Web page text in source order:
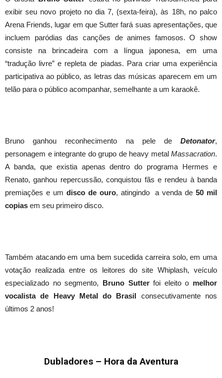
exibir seu novo projeto no dia 7, (sexta-feira), às 18h, no palco
Arena Friends, lugar em que Sutter fará suas apresentações, que
incluem paródias das canções de animes famosos. O show
consiste na brincadeira com a língua japonesa, em uma
“tradução livre” e repleta de piadas. Para criar uma experiência
participativa ao público, as letras das músicas aparecem em um
telão para o público acompanhar, semelhante a um karaokê.
Bruno ganhou reconhecimento na pele de Detonator,
personagem e integrante do grupo de heavy metal Massacration.
A banda, que existia apenas dentro do programa Hermes e
Renato, ganhou repercussão, conquistou fãs e rendeu à banda
premiações e um disco de ouro, atingindo a venda de50 mil
copias em seu primeiro disco.
Também atacando em uma bem sucedida carreira solo, em uma
votação realizada entre os leitores do site Whiplash, veículo
especializado no segmento, Bruno Sutterfoi eleito o melhor
vocalista de Heavy Metal do Brasil consecutivamente nos
últimos 2 anos!
Dubladores – Hora da Aventura